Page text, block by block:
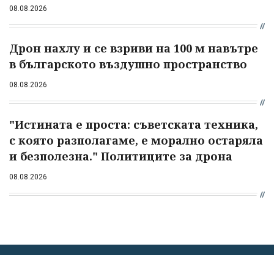
08.08.2026
Дрон нахлу и се взриви на 100 м навътре
в българското въздушно пространство
08.08.2026
"Истината е проста: съветската техника,
с която разполагаме, е морално остаряла
и безполезна." Политиците за дрона
08.08.2026